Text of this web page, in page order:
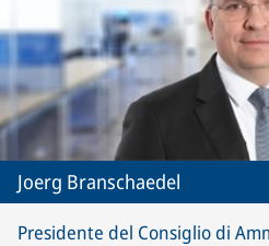
Joerg Branschaedel
Presidente del Consiglio di